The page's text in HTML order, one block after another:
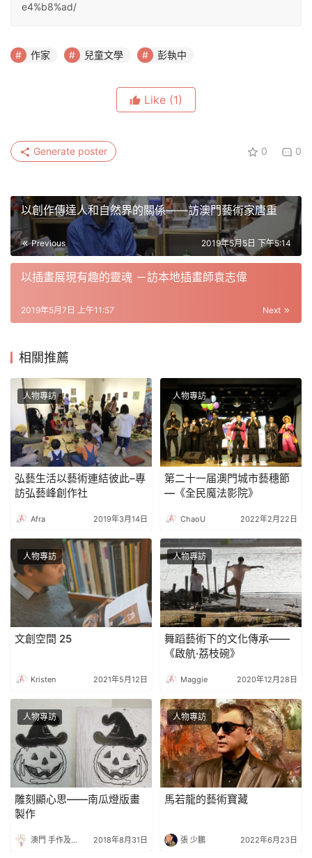
e4%b8%ad/
作家 兒童文學 彭執中
Like (1)
0 0
Generate poster
以創作傳達人和自然界的關係——訪澳門藝術家唐重
Previous 2019年5月5日 下午5:14
以插畫展現有趣的靈魂 －訪本地插畫師袁志偉
Next
2019年5月7日 上午11:57
相關推薦
人物專訪
弘藝生活以藝術連結彼此–專
訪弘藝峰創作社
Afra 2019年3月14日
人物專訪
第二十一届澳門城市藝穗節
—《全民魔法影院》
ChaoU 2022年2月22日
人物專訪
文創空間 25
Kristen 2021年5月12日
人物專訪
舞蹈藝術下的文化傳承——
《啟航·荔枝碗》
Maggie 2020年12月28日
人物專訪
雕刻顯心思——南瓜燈版畫
製作
澳門 手作及創意人協會 2018年8月31日
人物專訪
馬若龍的藝術寶藏
張 少鵬 2022年6月23日